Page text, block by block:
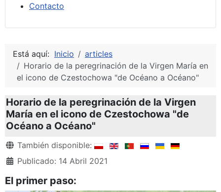
Contacto
Está aquí: Inicio
articles
Horario de la peregrinación de la Virgen María en
el icono de Czestochowa "de Océano a Océano"
Horario de la peregrinación de la Virgen
María en el icono de Czestochowa "de
Océano a Océano"
Detalles
También disponible:
Publicado: 14 Abril 2021
El primer paso: